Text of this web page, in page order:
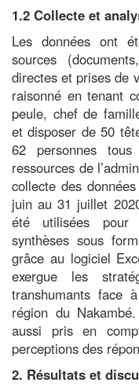
1.2 Collecte et
Les données ont
sources
directes et prises de
raisonné en tenant
peule, chef de
et disposer de 50
62 personnes
ressources de
collecte des
juin au 31 juillet
été utilisées pour
synthèses sous
grâce au logiciel
exergue les
transhumants face
région du
aussi pris en
perceptions des
2. Résultats et